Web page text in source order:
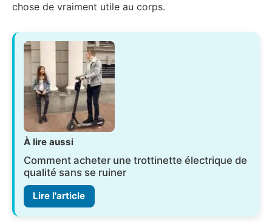
chose de vraiment utile au corps.
À lire aussi
Comment acheter une trottinette électrique de
qualité sans se ruiner
Lire l'article